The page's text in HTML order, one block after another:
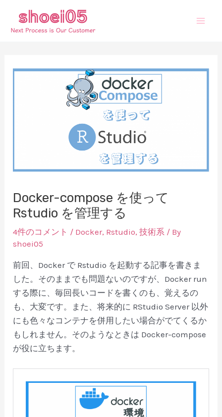
Docker-compose を使って
Rstudio を管理する
4件のコメント / Docker, Rstudio,技術系 / By
shoei05
前回、Docker で Rstudio を起動する記事を書きま
した。そのままでも問題ないのですが、Docker run
する際に、毎回長いコードを書くのも、覚えるの
も、大変です。また、将来的に RStudio Server 以外
にも色々なコンテナを併用したい場合がでてくるか
もしれません。そのようなときは Docker-compose
が役に立ちます。